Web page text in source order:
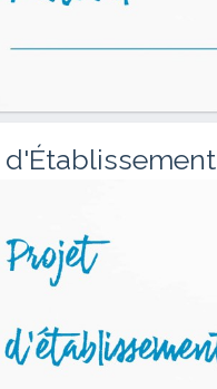
d'Établissement